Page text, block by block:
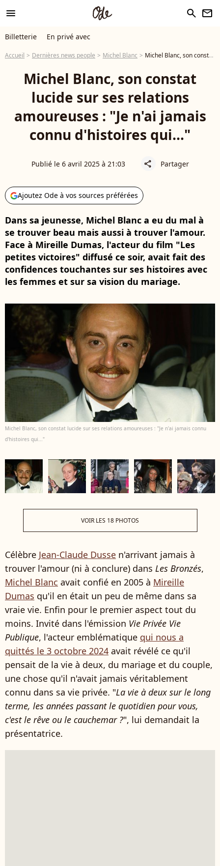
menu search newsletter
Billetterie En privé avec
Accueil Dernières news people Michel Blanc Michel Blanc, son constat lucide sur ses relations amoureuses : "Je n'ai jamais connu d'histoires qui..."
Michel Blanc, son constat
lucide sur ses relations
amoureuses : "Je n'ai jamais
connu d'histoires qui..."
Publié le 6 avril 2025 à 21:03 share Partager
Ajoutez Ode à vos sources préférées
Dans sa jeunesse, Michel Blanc a eu du mal à
se trouver beau mais aussi à trouver l'amour.
Face à Mireille Dumas, l'acteur du film "Les
petites victoires" diffusé ce soir, avait fait des
confidences touchantes sur ses histoires avec
les femmes et sur sa vision du mariage.
Michel Blanc, son constat lucide sur ses relations amoureuses : "Je n'ai jamais connu
d'histoires qui..."
VOIR LES 18 PHOTOS
Célèbre Jean-Claude Dusse n'arrivant jamais à
trouver l'amour (ni à conclure) dans Les Bronzés,
Michel Blanc avait confié en 2005 à Mireille
Dumas qu'il en était un peu de même dans sa
vraie vie. Enfin pour le premier aspect tout du
moins. Invité dans l'émission Vie Privée Vie
Publique, l'acteur emblématique qui nous a
quittés le 3 octobre 2024 avait révélé ce qu'il
pensait de la vie à deux, du mariage et du couple,
une chose qu'il n'avait jamais véritablement
connu dans sa vie privée. "La vie à deux sur le long
terme, les années passant le quotidien pour vous,
c'est le rêve ou le cauchemar ?", lui demandait la
présentatrice.